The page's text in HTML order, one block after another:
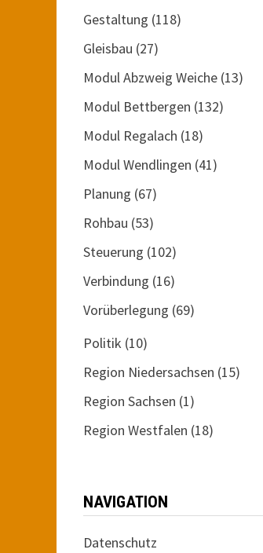
Gestaltung (118)
Gleisbau (27)
Modul Abzweig Weiche (13)
Modul Bettbergen (132)
Modul Regalach (18)
Modul Wendlingen (41)
Planung (67)
Rohbau (53)
Steuerung (102)
Verbindung (16)
Vorüberlegung (69)
Politik (10)
Region Niedersachsen (15)
Region Sachsen (1)
Region Westfalen (18)
NAVIGATION
Datenschutz